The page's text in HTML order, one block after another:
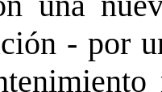
- por